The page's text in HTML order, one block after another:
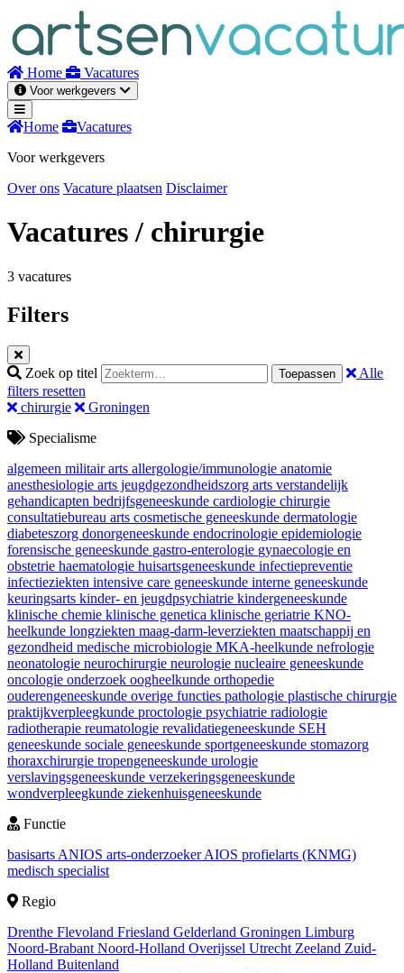
inhoud
Home Vacatures
Voor werkgevers
Home
Vacatures
Voor werkgevers
Over ons Vacature plaatsen Disclaimer
Vacatures/ chirurgie
3 vacatures
Filters
Zoek op titel Toepassen
Alle
filters resetten
chirurgie
Groningen
Specialisme
algemeen militair arts allergologie/immunologie anatomie
anesthesiologie arts jeugdgezondheidszorg arts verstandelijk
gehandicapten bedrijfsgeneeskunde cardiologie chirurgie
consultatiebureau arts cosmetische geneeskunde dermatologie
diabeteszorg donorgeneeskunde endocrinologie epidemiologie
forensische geneeskunde gastro-enterologie gynaecologie en
obstetrie haematologie huisartsgeneeskunde infectiepreventie
infectieziekten intensive care geneeskunde interne geneeskunde
keuringsarts kinder- en jeugdpsychiatrie kindergeneeskunde
klinische chemie klinische genetica klinische geriatrie KNO-
heelkunde longziekten maag-darm-leverziekten maatschappij en
gezondheid medische microbiologie MKA-heelkunde nefrologie
neonatologie neurochirurgie neurologie nucleaire geneeskunde
oncologie onderzoek oogheelkunde orthopedie
ouderengeneeskunde overige functies pathologie plastische chirurgie
praktijkverpleegkunde proctologie psychiatrie radiologie
radiotherapie reumatologie revalidatiegeneeskunde SEH
geneeskunde sociale geneeskunde sportgeneeskunde stomazorg
thoraxchirurgie tropengeneeskunde urologie
verslavingsgeneeskunde verzekeringsgeneeskunde
wondverpleegkunde ziekenhuisgeneeskunde
Functie
basisarts ANIOS arts-onderzoekerAIOS profielarts (KNMG)
medisch specialist
Regio
Drenthe Flevoland Friesland Gelderland Groningen Limburg
Noord-Brabant Noord-Holland Overijssel Utrecht Zeeland Zuid-
Holland Buitenland